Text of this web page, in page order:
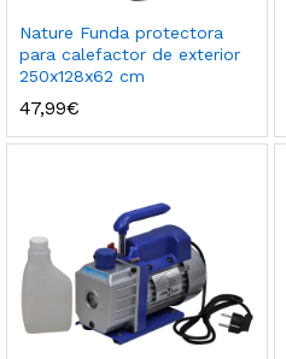
Nature Funda protectora
para calefactor de exterior
250x128x62 cm
47,99€